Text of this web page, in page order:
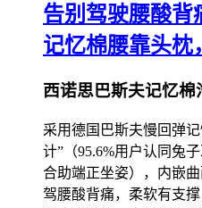
告别驾驶腰酸背
记忆棉腰靠头枕
西诺思巴斯夫记忆
采用德国巴斯夫慢回弹
计”（95.6%用户认同兔
合助端正坐姿），内嵌
驾腰酸背痛，柔软有支